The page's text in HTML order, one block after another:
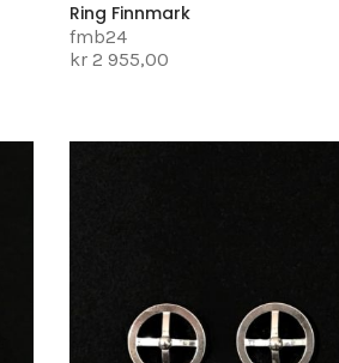
Ring Finnmark
fmb24
kr 2 955,00